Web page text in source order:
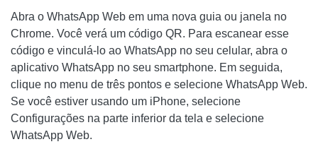
Abra o WhatsApp Web em uma nova guia ou janela no
Chrome. Você verá um código QR. Para escanear esse
código e vinculá-lo ao WhatsApp no ​​seu celular, abra o
aplicativo WhatsApp no ​​seu smartphone. Em seguida,
clique no menu de três pontos e selecione WhatsApp Web.
Se você estiver usando um iPhone, selecione
Configurações na parte inferior da tela e selecione
WhatsApp Web.